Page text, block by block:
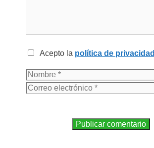
Acepto la política de privacidad